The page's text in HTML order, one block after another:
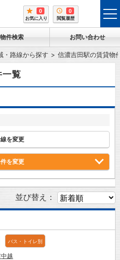
0
お気に入り
0
閲覧履歴
物件検索 お問い合わせ
・路線から探す 信濃吉田駅の賃貸物
一覧
を変更
を変更
並び替え：
バス・トイレ別
中越